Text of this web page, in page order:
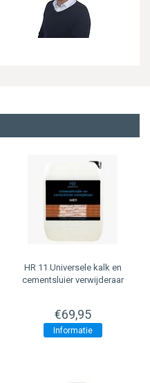
HR 11 Universele kalk en
cementsluier verwijderaar
€69,95
Informatie